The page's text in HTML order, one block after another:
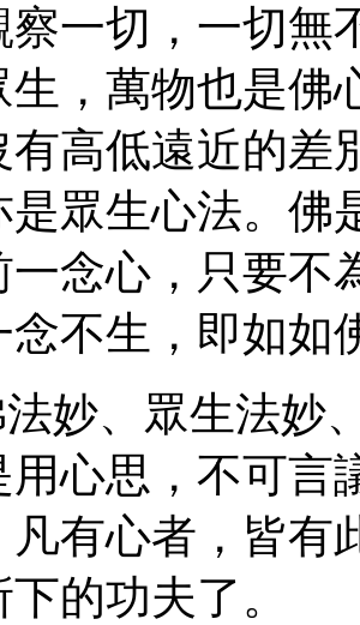
察一切，一切無
生，萬物也是佛
有高低遠近的差
是眾生心法。佛
一念心，只要不
念不生，即如如
法妙、眾生法妙
用心思，不可言
凡有心者，皆有
的功夫了。